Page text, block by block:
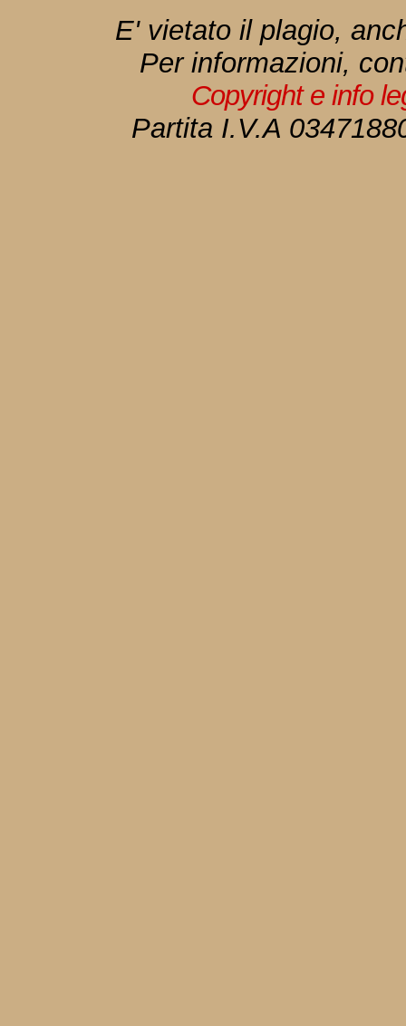
E' vietato il plagio,
Per informazioni,
Copyright e info
Partita I.V.A